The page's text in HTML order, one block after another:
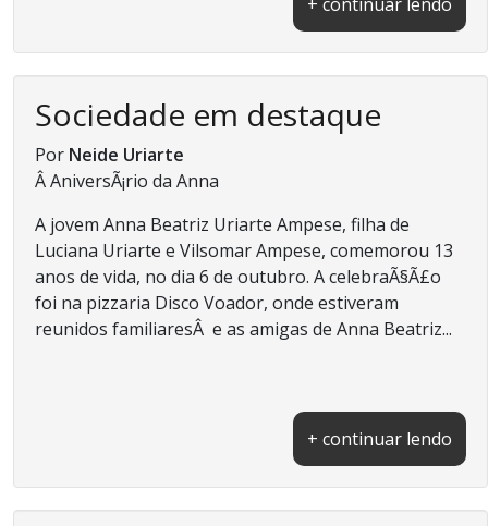
Sociedade em destaque
Por Neide Uriarte
Â AniversÃ¡rio da Anna
A jovem Anna Beatriz Uriarte Ampese, filha de
Luciana Uriarte e Vilsomar Ampese, comemorou 13
anos de vida, no dia 6 de outubro. A celebraÃ§Ã£o
foi na pizzaria Disco Voador, onde estiveram
reunidos familiaresÂ e as amigas de Anna Beatriz...
+ continuar lendo